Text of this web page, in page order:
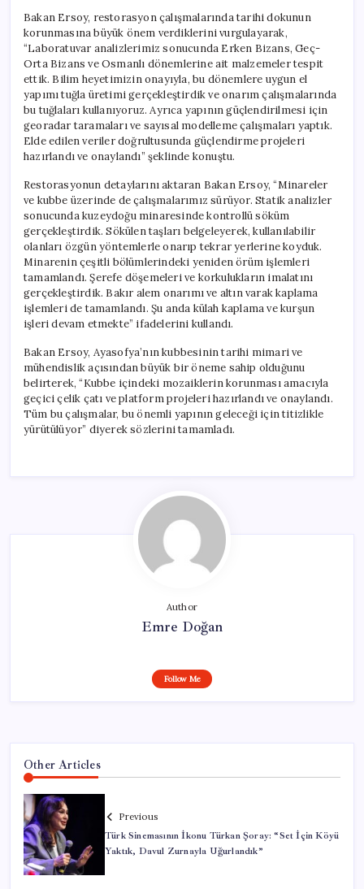
Bakan Ersoy, restorasyon çalışmalarında tarihi dokunun
korunmasına büyük önem verdiklerini vurgulayarak,
“Laboratuvar analizlerimiz sonucunda Erken Bizans, Geç-
Orta Bizans ve Osmanlı dönemlerine ait malzemeler tespit
ettik. Bilim heyetimizin onayıyla, bu dönemlere uygun el
yapımı tuğla üretimi gerçekleştirdik ve onarım çalışmalarında
bu tuğlaları kullanıyoruz. Ayrıca yapının güçlendirilmesi için
georadar taramaları ve sayısal modelleme çalışmaları yaptık.
Elde edilen veriler doğrultusunda güçlendirme projeleri
hazırlandı ve onaylandı” şeklinde konuştu.
Restorasyonun detaylarını aktaran Bakan Ersoy, “Minareler
ve kubbe üzerinde de çalışmalarımız sürüyor. Statik analizler
sonucunda kuzeydoğu minaresinde kontrollü söküm
gerçekleştirdik. Sökülen taşları belgeleyerek, kullanılabilir
olanları özgün yöntemlerle onarıp tekrar yerlerine koyduk.
Minarenin çeşitli bölümlerindeki yeniden örüm işlemleri
tamamlandı. Şerefe döşemeleri ve korkulukların imalatını
gerçekleştirdik. Bakır alem onarımı ve altın varak kaplama
işlemleri de tamamlandı. Şu anda külah kaplama ve kurşun
işleri devam etmekte” ifadelerini kullandı.
Bakan Ersoy, Ayasofya’nın kubbesinin tarihi mimari ve
mühendislik açısından büyük bir öneme sahip olduğunu
belirterek, “Kubbe içindeki mozaiklerin korunması amacıyla
geçici çelik çatı ve platform projeleri hazırlandı ve onaylandı.
Tüm bu çalışmalar, bu önemli yapının geleceği için titizlikle
yürütülüyor” diyerek sözlerini tamamladı.
Author
Emre Doğan
Follow Me
Other Articles
Previous
Türk Sinemasının İkonu Türkan Şoray: “Set İçin Köyü
Yaktık, Davul Zurnayla Uğurlandık”